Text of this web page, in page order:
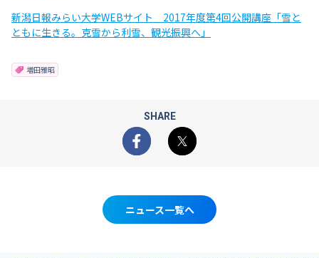
新潟日報みらい大学WEBサイト 2017年度第4回公開講座「雪と
ともに生きる。克雪から利雪、観光振興へ」
増田雅昭
SHARE
Facebook
X
ニュース一覧へ